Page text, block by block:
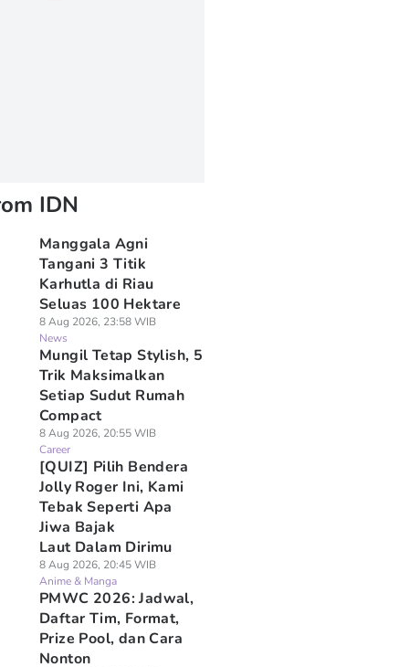
IDN
Manggala Agni
Tangani 3 Titik
Karhutla di Riau
Seluas 100 Hektare
8 Aug 2026, 23:58 WIB
News
Mungil Tetap Stylish, 5
Trik Maksimalkan
Setiap Sudut Rumah
Compact
8 Aug 2026, 20:55 WIB
Career
[QUIZ] Pilih Bendera
Jolly Roger Ini, Kami
Tebak Seperti Apa
Jiwa Bajak
Laut Dalam Dirimu
8 Aug 2026, 20:45 WIB
Anime & Manga
PMWC 2026: Jadwal,
Daftar Tim, Format,
Prize Pool, dan Cara
Nonton